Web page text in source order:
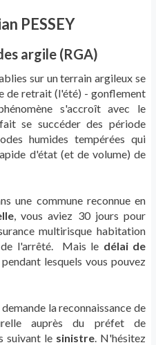
PESSEY
argile (RGA)
sur un terrain argileux se
de retrait (l'été) - gonflement
s'accroît avec le
se succéder des période
humides tempérées qui
d'état (et de volume) de
une commune reconnue en
, vous aviez 30 jours pour
multirisque habitation
l'arrêté. Mais le délai de
lesquels vous pouvez
la reconnaissance de
auprès du préfet de
suivant le sinistre. N'hésitez